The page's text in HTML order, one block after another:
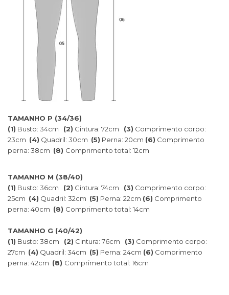
TAMANHO P (34/36)
(1) Busto: 34cm (2) Cintura: 72cm (3) Comprimento corpo:
23cm (4) Quadril: 30cm (5) Perna: 20cm (6) Comprimento
perna: 38cm (8) Comprimento total: 12cm
TAMANHO M (38/40)
(1) Busto: 36cm (2) Cintura: 74cm (3) Comprimento corpo:
25cm (4) Quadril: 32cm (5) Perna: 22cm (6) Comprimento
perna: 40cm (8) Comprimento total: 14cm
TAMANHO G (40/42)
(1) Busto: 38cm (2) Cintura: 76cm (3) Comprimento corpo:
27cm (4) Quadril: 34cm (5) Perna: 24cm (6) Comprimento
perna: 42cm (8) Comprimento total: 16cm